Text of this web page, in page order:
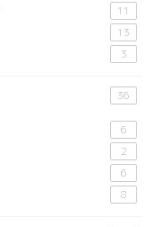
11
13
3
36
6
2
6
8